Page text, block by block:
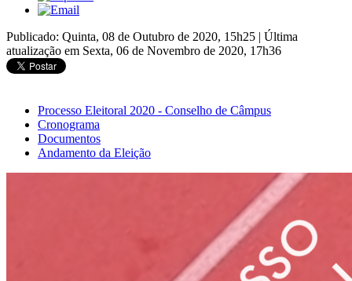
Publicado: Quinta, 08 de Outubro de 2020, 15h25 | Última
atualização em Sexta, 06 de Novembro de 2020, 17h36
Processo Eleitoral 2020 - Conselho de Câmpus
Cronograma
Documentos
Andamento da Eleição